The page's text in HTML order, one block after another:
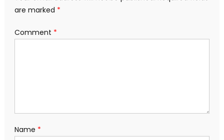
are marked *
Comment *
Name *